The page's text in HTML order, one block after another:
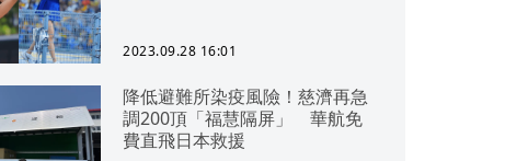
2023.09.28 16:01
降低避難所染疫風險！慈濟再急
調200頂「福慧隔屏」 華航免
費直飛日本救援